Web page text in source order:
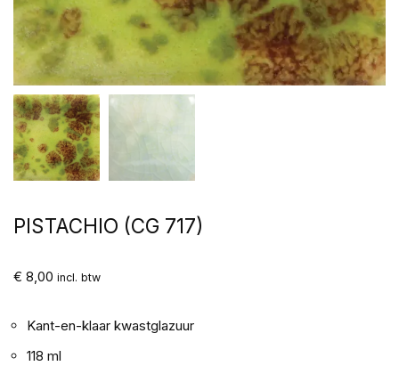
PISTACHIO (CG 717)
€ 8,00 incl. btw
Kant-en-klaar kwastglazuur
118 ml